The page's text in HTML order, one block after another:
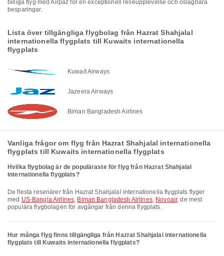
billiga flyg med Airpaz för en exceptionell reseupplevelse och oslagbara
besparingar.
Lista över tillgängliga flygbolag från Hazrat Shahjalal
internationella flygplats till Kuwaits internationella
flygplats
Kuwait Airways
Jazeera Airways
Biman Bangladesh Airlines
Vanliga frågor om flyg från Hazrat Shahjalal internationella
flygplats till Kuwaits internationella flygplats
Hvilka flygbolag är de populäraste för flyg från Hazrat Shahjalal
internationella flygplats?
De flesta resenärer från Hazrat Shahjalal internationella flygplats flyger
med US-Bangla Airlines, Biman Bangladesh Airlines, Novoair, de mest
populära flygbolagen för avgångar från denna flygplats.
Hur många flyg finns tillgängliga från Hazrat Shahjalal internationella
flygplats till Kuwaits internationella flygplats?